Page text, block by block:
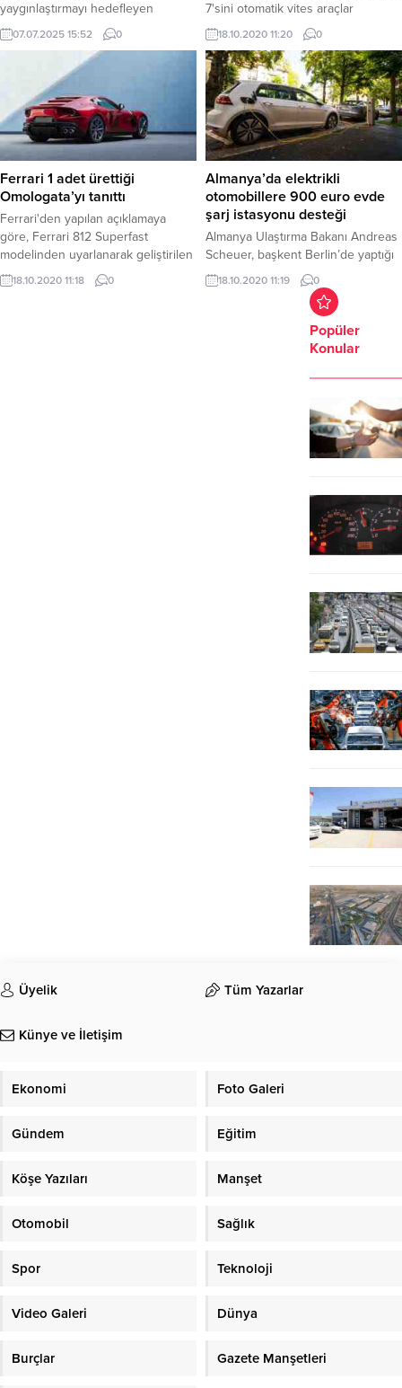
yaygınlaştırmayı hedefleyen
Şanlıurfa Büyükşehir Belediyesi,
kentte 6 farklı noktaya elektrikli
araç şarj istasyonu kurdu.
Büyükşehir Belediyesinin
kasasından tek kuruş çıkmadan
hayata geçirilen ve 103 bin Euro
değerindeki bu yatırım, hem
çevreye hem de ekonomiye önemli
katkılar sağlayacak. Makam aracı
TOGG’u şarj ederek ilk dolumu
gerçekleştiren Başkan Mehmet...
07.07.2025 15:52 0
7'sini otomatik vites araçlar
oluşturdu.
18.10.2020 11:20 0
Ferrari 1 adet ürettiği
Omologata’yı tanıttı
Ferrari'den yapılan açıklamaya
göre, Ferrari 812 Superfast
modelinden uyarlanarak geliştirilen
ve tek bir müşteri için tasarlanan
otomobil, eşsizliğiyle dikkati
18.10.2020 11:18 0
Almanya’da elektrikli
otomobillere 900 euro evde
şarj istasyonu desteği
Almanya Ulaştırma Bakanı Andreas
Scheuer, başkent Berlin’de yaptığı
açıklamada, federal hükümetin ev
ve apartmanların özel park
alanlarında elektrikli otomobiller için
akıllı bir şarj istasyonu kurmasını
teşvik edeceğini belirtti.
18.10.2020 11:19 0
Popüler
Konular
Üyelik Tüm Yazarlar
Künye ve İletişim
Ekonomi Foto Galeri
Gündem Eğitim
Köşe Yazıları Manşet
Otomobil Sağlık
Spor Teknoloji
Video Galeri Dünya
Burçlar Gazete Manşetleri